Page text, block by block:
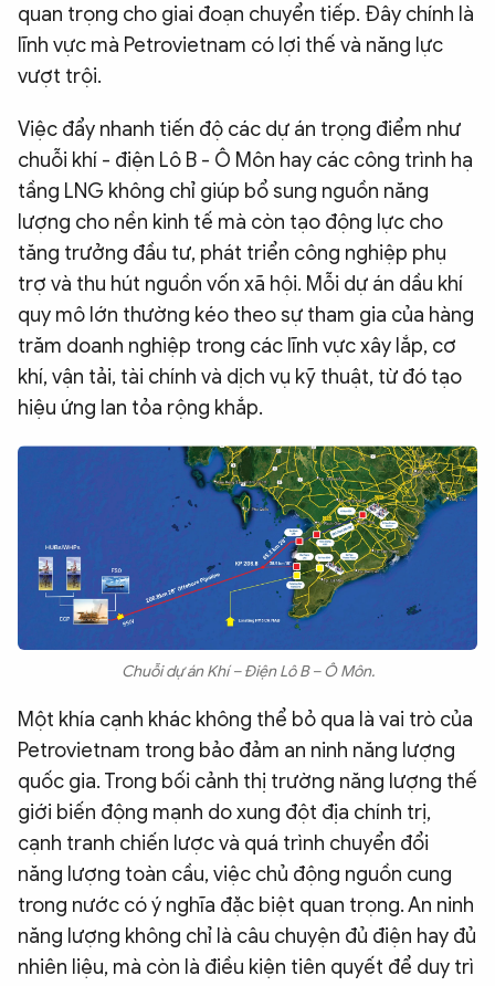
quan trọng cho giai đoạn chuyển tiếp. Đây chính là
lĩnh vực mà Petrovietnam có lợi thế và năng lực
vượt trội.
Việc đẩy nhanh tiến độ các dự án trọng điểm như
chuỗi khí - điện Lô B - Ô Môn hay các công trình hạ
tầng LNG không chỉ giúp bổ sung nguồn năng
lượng cho nền kinh tế mà còn tạo động lực cho
tăng trưởng đầu tư, phát triển công nghiệp phụ
trợ và thu hút nguồn vốn xã hội. Mỗi dự án dầu khí
quy mô lớn thường kéo theo sự tham gia của hàng
trăm doanh nghiệp trong các lĩnh vực xây lắp, cơ
khí, vận tải, tài chính và dịch vụ kỹ thuật, từ đó tạo
hiệu ứng lan tỏa rộng khắp.
Chuỗi dự án Khí – Điện Lô B – Ô Môn.
Một khía cạnh khác không thể bỏ qua là vai trò của
Petrovietnam trong bảo đảm an ninh năng lượng
quốc gia. Trong bối cảnh thị trường năng lượng thế
giới biến động mạnh do xung đột địa chính trị,
cạnh tranh chiến lược và quá trình chuyển đổi
năng lượng toàn cầu, việc chủ động nguồn cung
trong nước có ý nghĩa đặc biệt quan trọng. An ninh
năng lượng không chỉ là câu chuyện đủ điện hay đủ
nhiên liệu, mà còn là điều kiện tiên quyết để duy trì